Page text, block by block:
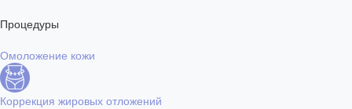
Процедуры
Омоложение кожи
Коррекция жировых отложений